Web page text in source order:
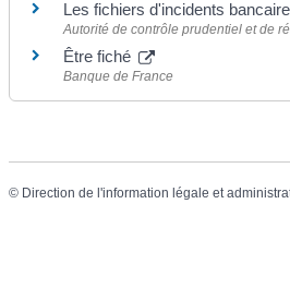
Les fichiers d'incidents
Autorité de contrôle prudentiel et de
Être fiché
Banque de France
© Direction de l'information légale et